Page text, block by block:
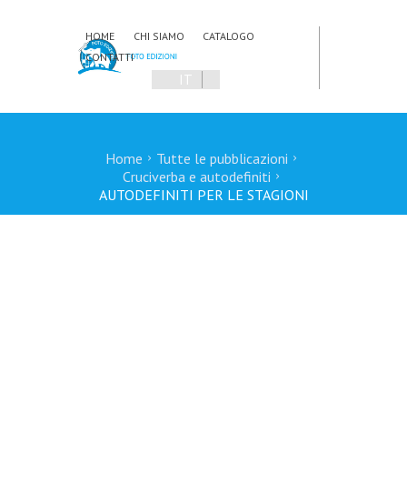
HOME CHI SIAMO
CATALOGO
CONTATTI
IT
Home
Tutte le pubblicazioni
Cruciverba e autodefiniti
AUTODEFINITI PER LE STAGIONI